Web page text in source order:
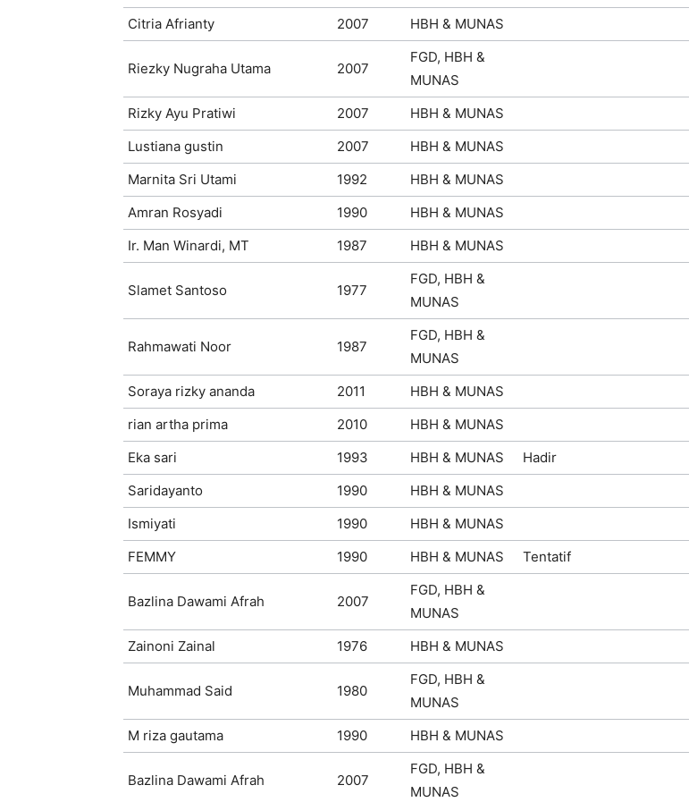
Citria Afrianty
2007 HBH & MUNAS
Riezky Nugraha Utama 2007
FGD, HBH &
MUNAS
Rizky Ayu Pratiwi
2007
HBH & MUNAS
Lustiana gustin
2007
HBH & MUNAS
Marnita Sri Utami
1992
HBH & MUNAS
Amran Rosyadi
1990
HBH & MUNAS
Ir. Man Winardi, MT
1987 HBH & MUNAS
Slamet Santoso 1977
FGD, HBH &
MUNAS
Rahmawati Noor 1987
FGD, HBH &
MUNAS
Soraya rizky ananda
2011
HBH & MUNAS
rian artha prima
2010
HBH & MUNAS
Eka sari
1993 HBH & MUNAS
Hadir
Saridayanto
1990
HBH & MUNAS
Ismiyati
1990
HBH & MUNAS
FEMMY
1990 HBH & MUNAS Tentatif
Bazlina Dawami Afrah 2007
FGD, HBH &
MUNAS
Zainoni Zainal
1976 HBH & MUNAS
Muhammad Said 1980
FGD, HBH &
MUNAS
M riza gautama
1990 HBH & MUNAS
Bazlina Dawami Afrah 2007
FGD, HBH &
MUNAS